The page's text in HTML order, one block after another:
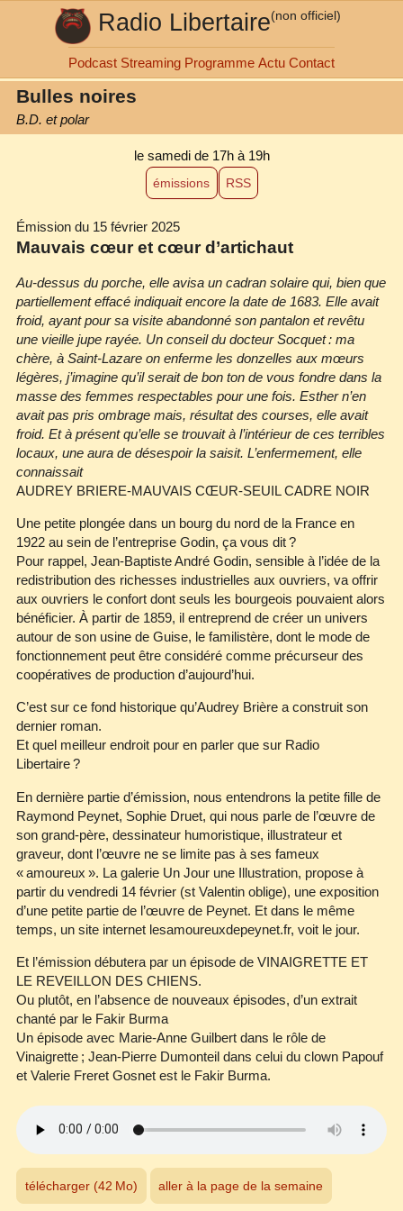
Radio Libertaire(non officiel)
Podcast Streaming Programme Actu Contact
Bulles noires
B.D. et polar
le samedi de 17h à 19h
émissions RSS
Émission du 15 février 2025
Mauvais cœur et cœur d’artichaut
Au‐dessus du porche, elle avisa un cadran solaire qui, bien que
partiellement effacé indiquait encore la date de 1683. Elle avait
froid, ayant pour sa visite abandonné son pantalon et revêtu
une vieille jupe rayée. Un conseil du docteur Socquet : ma
chère, à Saint‐Lazare on enferme les donzelles aux mœurs
légères, j’imagine qu’il serait de bon ton de vous fondre dans la
masse des femmes respectables pour une fois. Esther n’en
avait pas pris ombrage mais, résultat des courses, elle avait
froid. Et à présent qu’elle se trouvait à l’intérieur de ces terribles
locaux, une aura de désespoir la saisit. L’enfermement, elle
connaissait
AUDREY BRIERE‐MAUVAIS CŒUR‐SEUIL CADRE NOIR
Une petite plongée dans un bourg du nord de la France en
1922 au sein de l’entreprise Godin, ça vous dit ?
Pour rappel, Jean‐Baptiste André Godin, sensible à l’idée de la
redistribution des richesses industrielles aux ouvriers, va offrir
aux ouvriers le confort dont seuls les bourgeois pouvaient alors
bénéficier. À partir de 1859, il entreprend de créer un univers
autour de son usine de Guise, le familistère, dont le mode de
fonctionnement peut être considéré comme précurseur des
coopératives de production d’aujourd’hui.
C’est sur ce fond historique qu’Audrey Brière a construit son
dernier roman.
Et quel meilleur endroit pour en parler que sur Radio
Libertaire ?
En dernière partie d’émission, nous entendrons la petite fille de
Raymond Peynet, Sophie Druet, qui nous parle de l’œuvre de
son grand‐père, dessinateur humoristique, illustrateur et
graveur, dont l’œuvre ne se limite pas à ses fameux
« amoureux ». La galerie Un Jour une Illustration, propose à
partir du vendredi 14 février (st Valentin oblige), une exposition
d’une petite partie de l’œuvre de Peynet. Et dans le même
temps, un site internet lesamoureuxdepeynet.fr, voit le jour.
Et l’émission débutera par un épisode de VINAIGRETTE ET
LE REVEILLON DES CHIENS.
Ou plutôt, en l’absence de nouveaux épisodes, d’un extrait
chanté par le Fakir Burma
Un épisode avec Marie‐Anne Guilbert dans le rôle de
Vinaigrette ; Jean‐Pierre Dumonteil dans celui du clown Papouf
et Valerie Freret Gosnet est le Fakir Burma.
télécharger (42 Mo) aller à la page de la semaine